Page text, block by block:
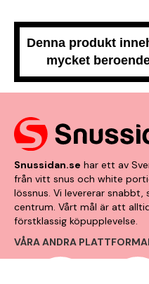
Denna produkt
mycket
Snussidan.se har ett av
från vitt snus och white
lössnus. Vi levererar
centrum. Vårt mål är att
förstklassig köpupplevelse.
VÅRA ANDRA